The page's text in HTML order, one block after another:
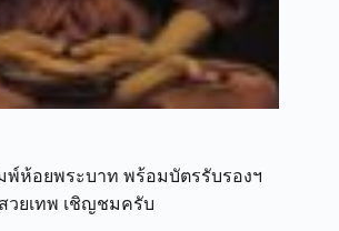
พ์ห้อยพระบาท พร้อมบัตรรับรองฯ
วยเทพ เชิญชมครับ